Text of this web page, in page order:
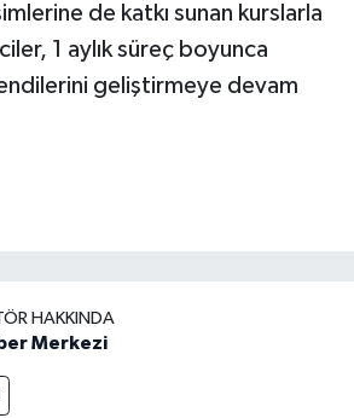
de katkı sunan kurslarla
1 aylık süreç boyunca
geliştirmeye devam
HAKKINDA
Merkezi